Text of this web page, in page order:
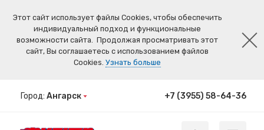
Этот сайт использует файлы Cookies, чтобы обеспечить
индивидуальный подход и функциональные
возможности сайта. Продолжая просматривать этот
сайт, Вы соглашаетесь с использованием файлов
Cookies. Узнать больше
Город: Ангарск +7 (3955) 58-64-36